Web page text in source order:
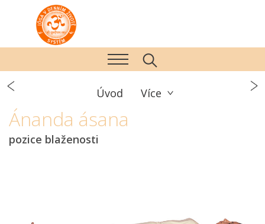
Úvod Více
Ánanda ásana
pozice blaženosti